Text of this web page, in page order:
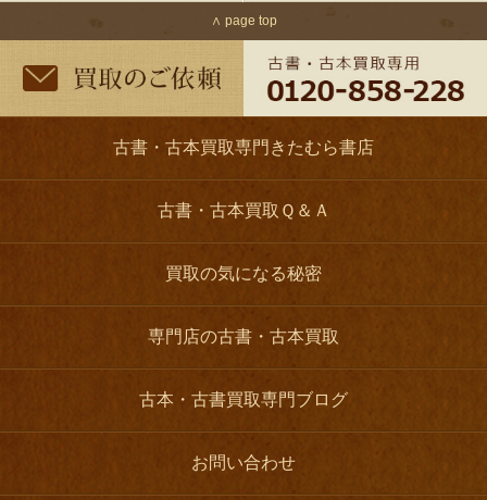
∧ page top
古書・古本買取専門きたむら書店
古書・古本買取Ｑ＆Ａ
買取の気になる秘密
専門店の古書・古本買取
古本・古書買取専門ブログ
お問い合わせ